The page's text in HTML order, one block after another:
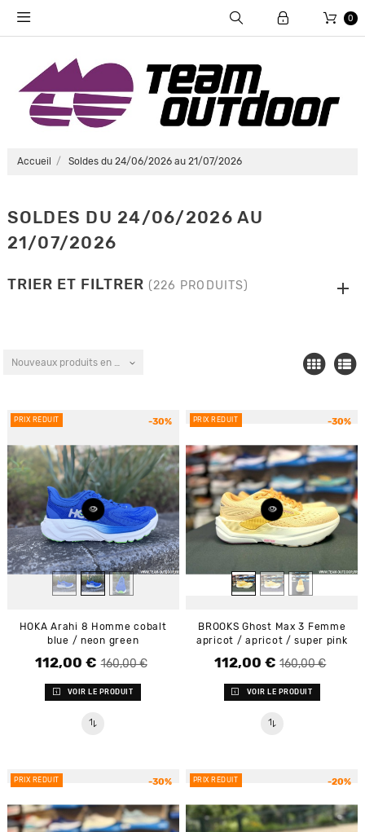
0
Accueil Soldes du 24/06/2026 au 21/07/2026
SOLDES DU 24/06/2026 AU
21/07/2026
TRIER ET FILTRER (226 PRODUITS)
Nouveaux produits en premier
PRIX RÉDUIT -30%
HOKA Arahi 8 Homme cobalt
blue / neon green
Prix de base 160,00 €
Prix
112,00 €
VOIR LE PRODUIT
PRIX RÉDUIT -30%
BROOKS Ghost Max 3 Femme
apricot / apricot / super pink
Prix de base 160,00 €
Prix
112,00 €
VOIR LE PRODUIT
PRIX RÉDUIT -30% PRIX RÉDUIT -20%